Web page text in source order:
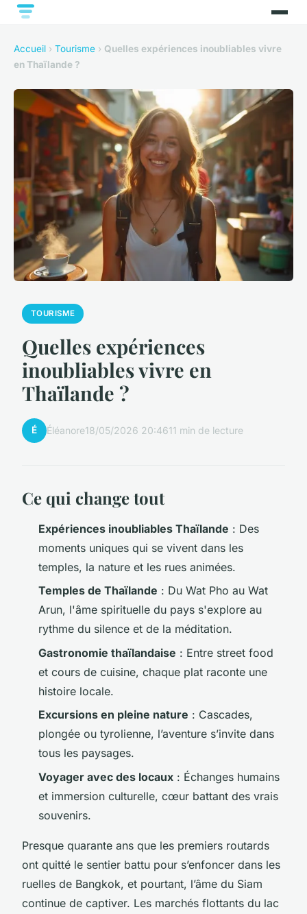
Accueil › Tourisme › Quelles expériences inoubliables vivre
en Thaïlande ?
TOURISME
Quelles expériences
inoubliables vivre en
Thaïlande ?
É Éléanore18/05/2026 20:4611 min de lecture
Ce qui change tout
Expériences inoubliables Thaïlande : Des
moments uniques qui se vivent dans les
temples, la nature et les rues animées.
Temples de Thaïlande : Du Wat Pho au Wat
Arun, l'âme spirituelle du pays s'explore au
rythme du silence et de la méditation.
Gastronomie thaïlandaise : Entre street food
et cours de cuisine, chaque plat raconte une
histoire locale.
Excursions en pleine nature : Cascades,
plongée ou tyrolienne, l’aventure s’invite dans
tous les paysages.
Voyager avec des locaux : Échanges humains
et immersion culturelle, cœur battant des vrais
souvenirs.
Presque quarante ans que les premiers routards
ont quitté le sentier battu pour s’enfoncer dans les
ruelles de Bangkok, et pourtant, l’âme du Siam
continue de captiver. Les marchés flottants du lac